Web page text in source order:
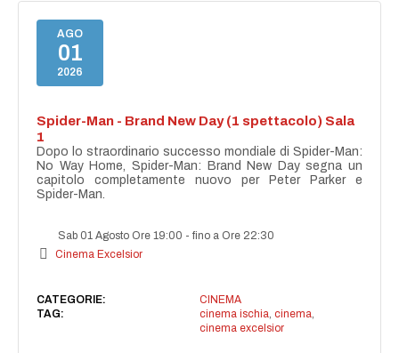
AGO
01
2026
Spider-Man - Brand New Day (1 spettacolo) Sala
1
Dopo lo straordinario successo mondiale di Spider-Man:
No Way Home, Spider-Man: Brand New Day segna un
capitolo completamente nuovo per Peter Parker e
Spider-Man.
Sab 01 Agosto Ore 19:00 -fino a Ore 22:30
Cinema Excelsior
CATEGORIE:
CINEMA
TAG:
cinema ischia cinema
cinema excelsior